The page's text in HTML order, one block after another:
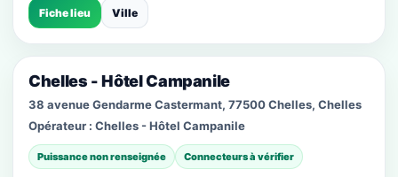
Fiche lieu Ville
Chelles - Hôtel Campanile
38 avenue Gendarme Castermant, 77500 Chelles, Chelles
Opérateur : Chelles - Hôtel Campanile
Puissance non renseignée Connecteurs à vérifier